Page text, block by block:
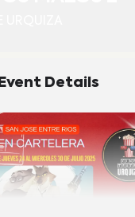
Event Details